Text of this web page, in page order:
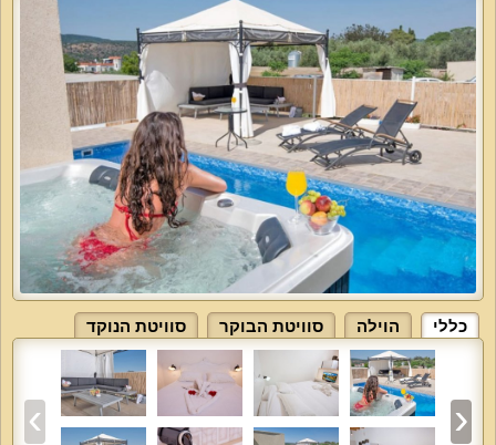
כללי הוילה סוויטת הבוקר סוויטת הנוקד